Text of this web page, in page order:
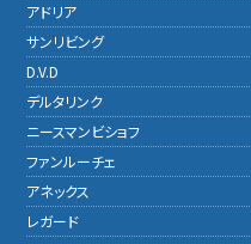
アドリア
サンリビング
D.V.D
デルタリンク
ニースマンビショフ
ファンルーチェ
アネックス
レガード